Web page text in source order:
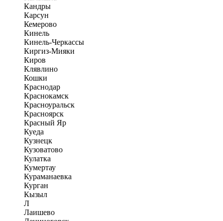
Кандры
Карсун
Кемерово
Кинель
Кинель-Черкассы
Киргиз-Мияки
Киров
Клявлино
Кошки
Краснодар
Краснокамск
Красноуральск
Красноярск
Красный Яр
Куеда
Кузнецк
Кузоватово
Кулатка
Кумертау
Кураманаевка
Курган
Кызыл
Л
Лаишево